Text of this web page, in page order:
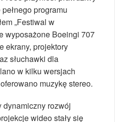
programu
„Festiwal w
wyposażone Boeingi 707
ekrany, projektory
słuchawki dla
w kilku wersjach
muzykę stereo.
dynamiczny rozwój
wideo stały się